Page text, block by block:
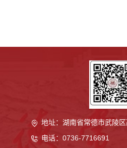
地址：湖南省常德市武陵
电话：0736-7716691